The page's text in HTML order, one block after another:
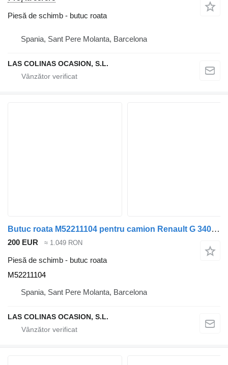
Piesă de schimb - butuc roata
Spania, Sant Pere Molanta, Barcelona
LAS COLINAS OCASION, S.L.
Butuc roata M52211104 pentru camion Renault G 340 TI Manager /Maxter E1/E2
200 EUR ≈ 1.049 RON
Piesă de schimb - butuc roata
M52211104
Spania, Sant Pere Molanta, Barcelona
LAS COLINAS OCASION, S.L.